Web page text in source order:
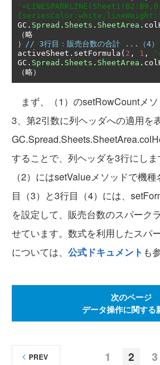
GC . Spread . Sheets . SheetArea .
（略
） // 3行目：販売台数の合計 ...（4）
activeSheet . setFormula ( 2 , 1 ,
GC . Spread . Sheets . SheetArea .
（略）
まず、（1）のsetRowCountメ
3、第2引数に列ヘッダへの適用を
することで、列ヘッダを3行にし
（2）にはsetValueメソッドで機
目（3）と3行目（4）には、
を設定して、販売台数のスパーク
せています。数式を利用したスパ
については、 公式ドキュメント も
次のページ
データ操作に関する
1 2 3
PREV